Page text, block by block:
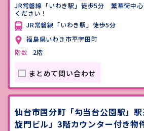
JR常磐線「いわき駅」徒歩5分 繁華街中
ください！
JR常磐線「いわき駅」徒歩5分
福島県いわき市平字田町
階数
2階
まとめて問い合わせ
仙台市国分町「勾当台公園駅」
旋門ビル」3階カウンター付き物